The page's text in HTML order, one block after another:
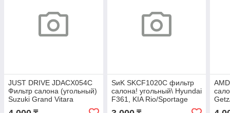
JUST DRIVE JDACX054C
Фильтр салона (угольный)
Suzuki Grand Vitara
1.6/2.0/2.4/3.2/1.9DDiS 05>
SиK SKCF1020C фильтр
салона! угольный\ Hyundai
F361, KIA Rio/Sportage